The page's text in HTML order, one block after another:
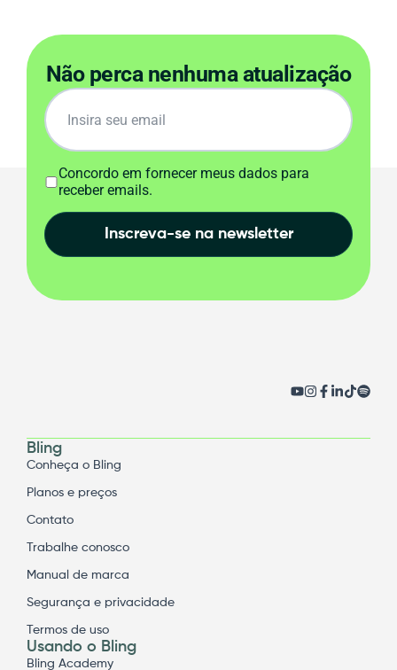
Não perca nenhuma atualização
Concordo em fornecer meus dados para
receber emails.
Inscreva-se na newsletter
Bling
Conheça o Bling
Planos e preços
Contato
Trabalhe conosco
Manual de marca
Segurança e privacidade
Termos de uso
Usando o Bling
Bling Academy